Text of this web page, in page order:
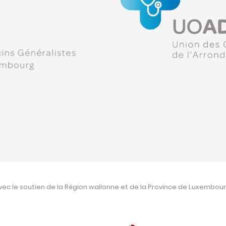
le soutien de la Région wallonne et de la Province de